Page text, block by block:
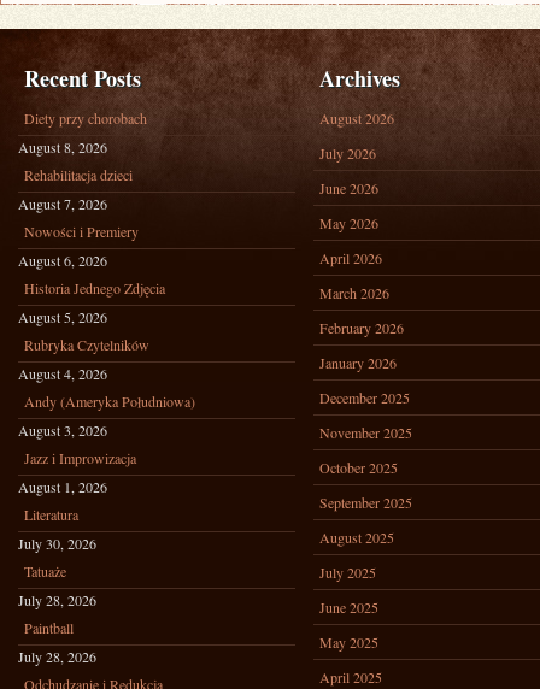
Recent Posts
Diety przy chorobach
August 8, 2026
Rehabilitacja dzieci
August 7, 2026
Nowości i Premiery
August 6, 2026
Historia Jednego Zdjęcia
August 5, 2026
Rubryka Czytelników
August 4, 2026
Andy (Ameryka Południowa)
August 3, 2026
Jazz i Improwizacja
August 1, 2026
Literatura
July 30, 2026
Tatuaże
July 28, 2026
Paintball
July 28, 2026
Odchudzanie i Redukcja
Archives
August 2026
July 2026
June 2026
May 2026
April 2026
March 2026
February 2026
January 2026
December 2025
November 2025
October 2025
September 2025
August 2025
July 2025
June 2025
May 2025
April 2025